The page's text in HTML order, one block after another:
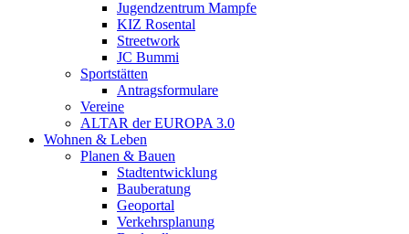
Jugendzentrum Mampfe
KIZ Rosental
Streetwork
JC Bummi
Sportstätten
Antragsformulare
Vereine
ALTAR der EUROPA 3.0
Wohnen & Leben
Planen & Bauen
Stadtentwicklung
Bauberatung
Geoportal
Verkehrsplanung